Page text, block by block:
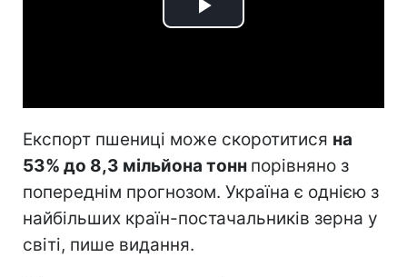
Play
Експорт пшениці може скоротитися на
53% до 8,3 мільйона тонн порівняно з
попереднім прогнозом. Україна є однією з
найбільших країн-постачальників зерна у
світі, пише видання.